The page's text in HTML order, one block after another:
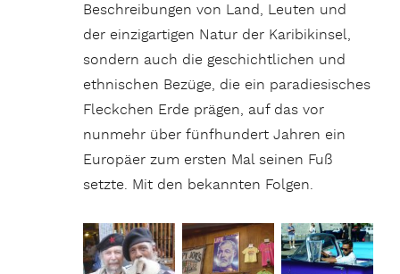
Beschreibungen von Land, Leuten und
der einzigartigen Natur der Karibikinsel,
sondern auch die geschichtlichen und
ethnischen Bezüge, die ein paradiesisches
Fleckchen Erde prägen, auf das vor
nunmehr über fünfhundert Jahren ein
Europäer zum ersten Mal seinen Fuß
setzte. Mit den bekannten Folgen.